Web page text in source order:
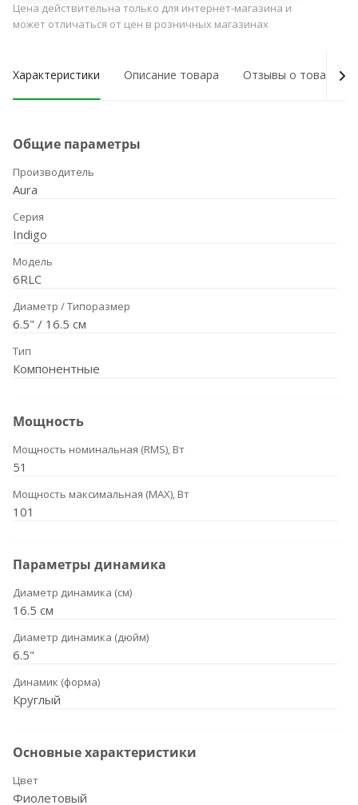
Цена действительна только для интернет-магазина и
может отличаться от цен в розничных магазинах
Характеристики Описание товара Отзывы о товаре
Общие параметры
Производитель
Aura
Серия
Indigo
Модель
6RLC
Диаметр / Типоразмер
6.5" / 16.5 см
Тип
Компонентные
Мощность
Мощность номинальная (RMS), Вт
51
Мощность максимальная (MAX), Вт
101
Параметры динамика
Диаметр динамика (см)
16.5 см
Диаметр динамика (дюйм)
6.5"
Динамик (форма)
Круглый
Основные характеристики
Цвет
Фиолетовый